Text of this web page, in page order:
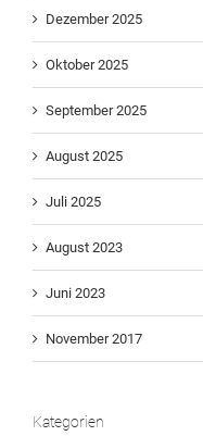
Dezember 2025
Oktober 2025
September 2025
August 2025
Juli 2025
August 2023
Juni 2023
November 2017
Kategorien